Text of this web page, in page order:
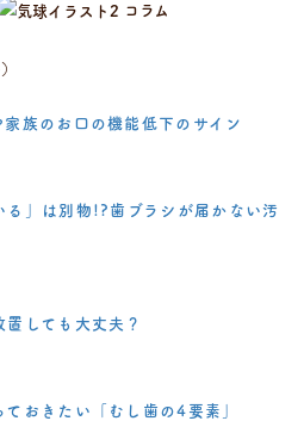
コラム
族のお口の機能低下のサイン
る」は別物!?歯ブラシが届かない汚
しても大丈夫？
おきたい「むし歯の4要素」